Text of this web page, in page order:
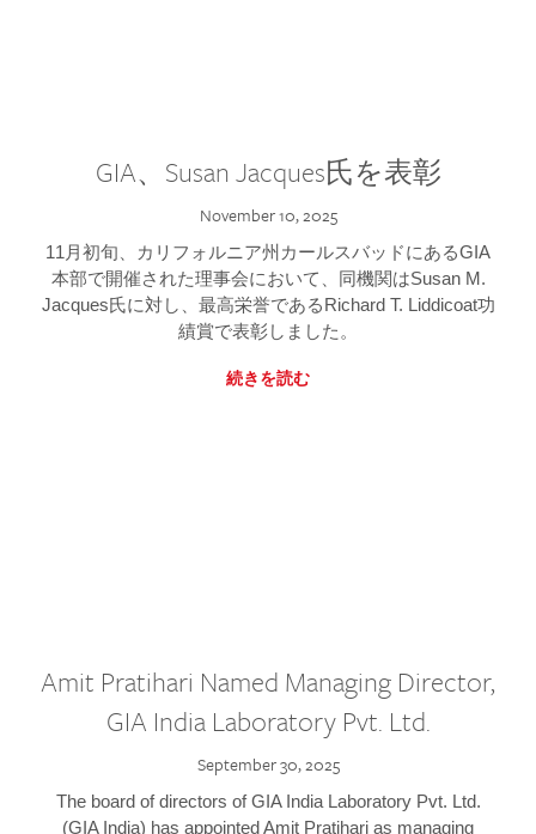
GIA、Susan Jacques氏を表彰
November 10, 2025
11月初旬、カリフォルニア州カールスバッドにあるGIA
本部で開催された理事会において、同機関はSusan M.
Jacques氏に対し、最高栄誉であるRichard T. Liddicoat功
績賞で表彰しました。
続きを読む
Amit Pratihari Named Managing Director,
GIA India Laboratory Pvt. Ltd.
September 30, 2025
The board of directors of GIA India Laboratory Pvt. Ltd.
(GIA India) has appointed Amit Pratihari as managing